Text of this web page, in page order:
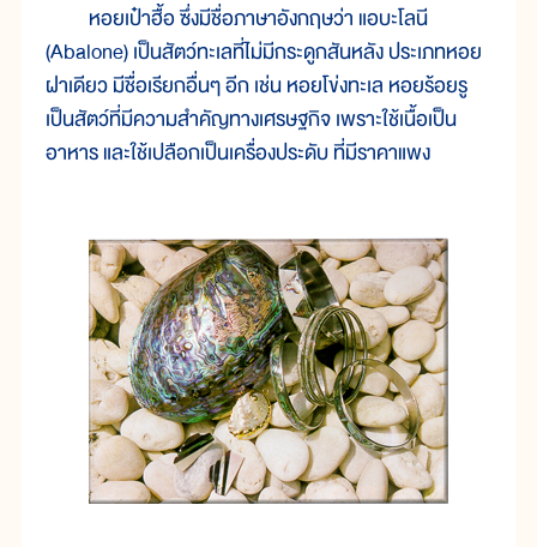
หอยเป๋าฮื้อ ซึ่งมีชื่อภาษาอังกฤษว่า แอบะโลนี
(Abalone) เป็นสัตว์ทะเลที่ไม่มีกระดูกสันหลัง ประเภทหอย
ฝาเดียว มีชื่อเรียกอื่นๆ อีก เช่น หอยโข่งทะเล หอยร้อยรู
เป็นสัตว์ที่มีความสำคัญทางเศรษฐกิจ เพราะใช้เนื้อเป็น
อาหาร และใช้เปลือกเป็นเครื่องประดับ ที่มีราคาแพง